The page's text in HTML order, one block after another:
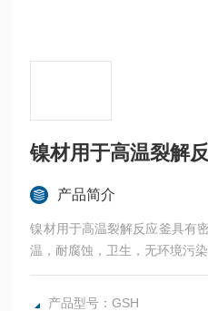
镍材用于高温裂解
产品简介
镍材用于高温裂解反应釜具有
温，耐腐蚀，卫生，无环境污染
广泛应用于科研，实验室试验
硅胶，油漆，医药，石油化工
产品型号：GSH